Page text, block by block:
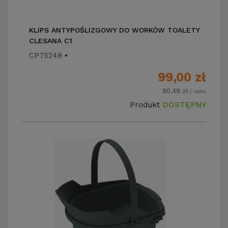
KLIPS ANTYPOŚLIZGOWY DO WORKÓW TOALETY
CLESANA C1
CP75249 •
99,00 zł
80,49 zł / netto
Produkt DOSTĘPNY